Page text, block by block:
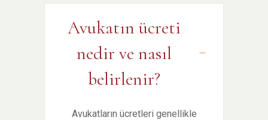
Avukatın ücreti
nedir ve nasıl
belirlenir?
Avukatların ücretleri genellikle